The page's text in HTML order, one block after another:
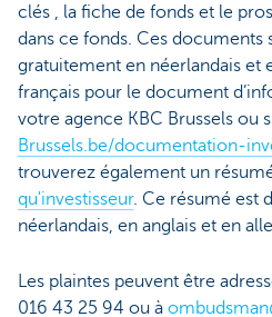
clés , la fiche de fonds et le
dans ce fonds. Ces documents
gratuitement en néerlandais et
français pour le document
votre agence KBC Brussels ou
Brussels.be/documentation-
trouverez également un
qu'investisseur. Ce résumé est
néerlandais, en anglais et en
Les plaintes peuvent être
016 43 25 94 ou à